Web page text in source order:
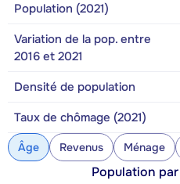
Population (2021)
Variation de la pop. entre
2016 et 2021
Densité de population
Taux de chômage (2021)
Âge Revenus Ménage
Population